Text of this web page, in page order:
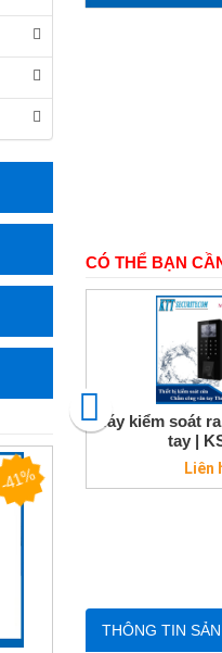
SAMSUNG
Trọn bộ Báo trộm Không dây
-41%
CÓ THỂ BẠN
Máy kiểm soát
tay |
Liên
THÔNG TIN